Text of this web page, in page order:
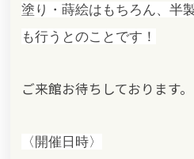
塗り・蒔絵はもちろん、半
も行うとのことです！
ご来館お待ちしております。
〈開催日時〉